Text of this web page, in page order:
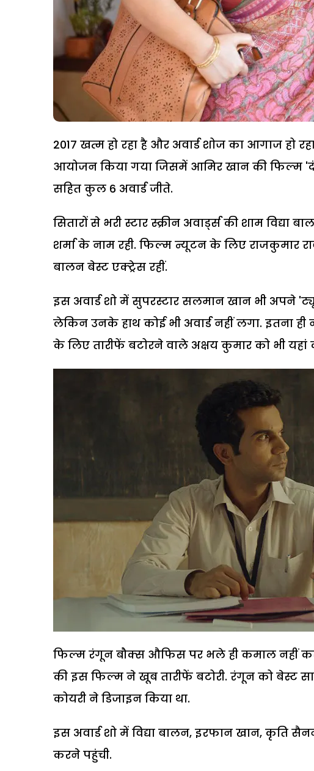
2017 खत्म हो रहा है और अवार्ड शोज का आगाज हो
आयोजन किया गया जिसमें आमिर खान की फिल्म
सहित कुल 6 अवार्ड जीते.
सितारों से भरी स्टार स्क्रीन अवार्ड्स की शाम
शर्मा के नाम रही. फिल्म न्यूटन के लिए राजकुमार
बालन बेस्ट एक्ट्रेस रहीं.
इस अवार्ड शो में सुपरस्टार सलमान खान भी अपने
लेकिन उनके हाथ कोई भी अवार्ड नहीं लगा. इतना
के लिए तारीफें बटोरने वाले अक्षय कुमार को भी यहां
फिल्म रंगून बौक्स औफिस पर भले ही कमाल नहीं
की इस फिल्म ने खूब तारीफें बटोरी. रंगून को बेस्ट
कोयरी ने डिजाइन किया था.
इस अवार्ड शो में विद्या बालन, इरफान खान, कृति
करने पहुंची.